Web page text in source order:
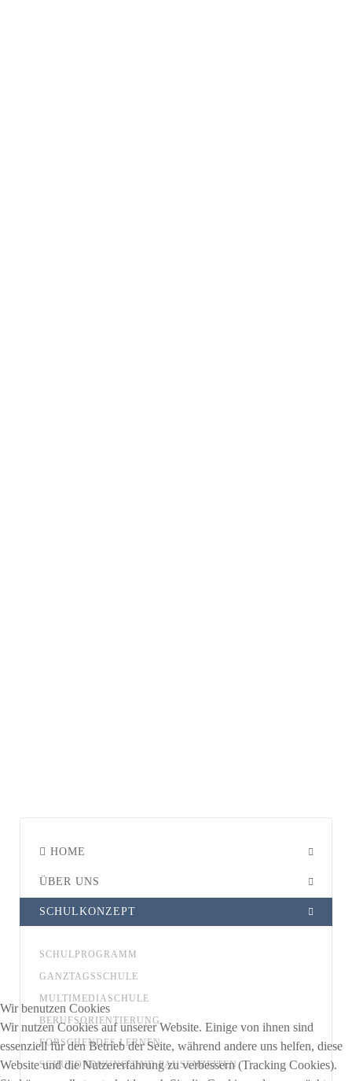
HOME
ÜBER UNS
SCHULKONZEPT
SCHULPROGRAMM
GANZTAGSSCHULE
MULTIMEDIASCHULE
BERUFSORIENTIERUNG
FORSCHENDES LERNEN
SCHULORDNUNG UND PAUSENZEITEN
Wir benutzen Cookies
Wir nutzen Cookies auf unserer Website. Einige von ihnen sind
essenziell für den Betrieb der Seite, während andere uns helfen, diese
Website und die Nutzererfahrung zu verbessern (Tracking Cookies).